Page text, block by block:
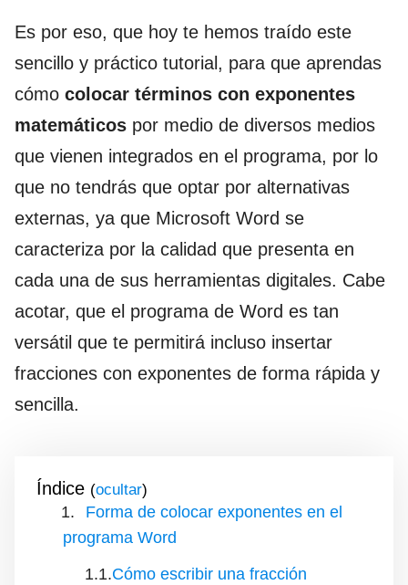
Es por eso, que hoy te hemos traído este
sencillo y práctico tutorial, para que aprendas
cómo colocar términos con exponentes
matemáticos por medio de diversos medios
que vienen integrados en el programa, por lo
que no tendrás que optar por alternativas
externas, ya que Microsoft Word se
caracteriza por la calidad que presenta en
cada una de sus herramientas digitales. Cabe
acotar, que el programa de Word es tan
versátil que te permitirá incluso insertar
fracciones con exponentes de forma rápida y
sencilla.
Índice ( )
Forma de colocar exponentes en el
programa Word
Cómo escribir una fracción